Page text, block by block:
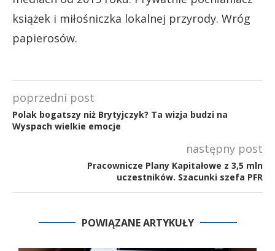
książek i miłośniczka lokalnej przyrody. Wróg
papierosów.
poprzedni post
Polak bogatszy niż Brytyjczyk? Ta wizja budzi na
Wyspach wielkie emocje
następny post
Pracownicze Plany Kapitałowe z 3,5 mln
uczestników. Szacunki szefa PFR
POWIĄZANE ARTYKUŁY